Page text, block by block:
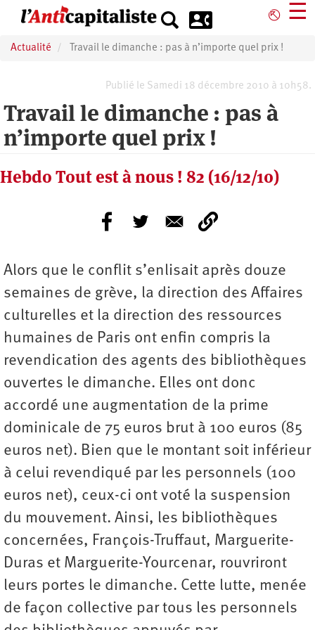
principal
⎋ ☰
Actualité Travail le dimanche : pas à n’importe quel prix !
Publié le Samedi 18 décembre 2010 à 10h58.
Travail le dimanche : pas à
n’importe quel prix !
Hebdo Tout est à nous ! 82 (16/12/10)
Alors que le conflit s’enlisait après douze
semaines de grève, la direction des Affaires
culturelles et la direction des ressources
humaines de Paris ont enfin compris la
revendication des agents des bibliothèques
ouvertes le dimanche. Elles ont donc
accordé une augmentation de la prime
dominicale de 75 euros brut à 100 euros (85
euros net). Bien que le montant soit inférieur
à celui revendiqué par les personnels (100
euros net), ceux-ci ont voté la suspension
du mouvement. Ainsi, les bibliothèques
concernées, François-Truffaut, Marguerite-
Duras et Marguerite-Yourcenar, rouvriront
leurs portes le dimanche. Cette lutte, menée
de façon collective par tous les personnels